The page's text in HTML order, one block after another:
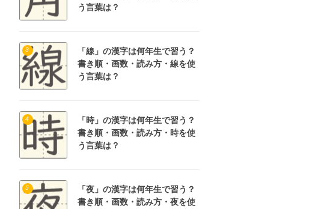
う言葉は？
3
「線」の漢字は何年生で習う？
書き順・画数・読み方・線を使
う言葉は？
4
「時」の漢字は何年生で習う？
書き順・画数・読み方・時を使
う言葉は？
5
「夜」の漢字は何年生で習う？
書き順・画数・読み方・夜を使